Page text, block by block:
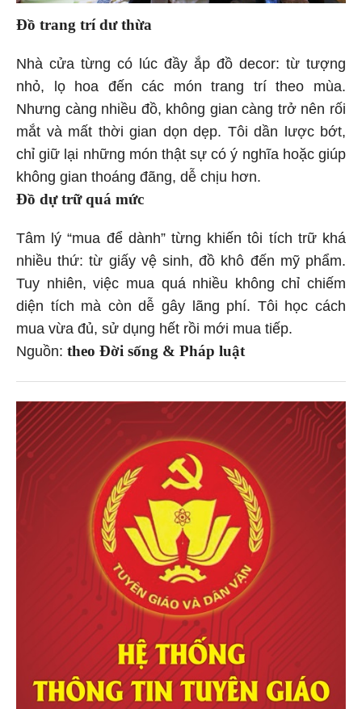
Đồ trang trí dư thừa
Nhà cửa từng có lúc đầy ắp đồ decor: từ tượng
nhỏ, lọ hoa đến các món trang trí theo mùa.
Nhưng càng nhiều đồ, không gian càng trở nên rối
mắt và mất thời gian dọn dẹp. Tôi dần lược bớt,
chỉ giữ lại những món thật sự có ý nghĩa hoặc giúp
không gian thoáng đãng, dễ chịu hơn.
Đồ dự trữ quá mức
Tâm lý “mua để dành” từng khiến tôi tích trữ khá
nhiều thứ: từ giấy vệ sinh, đồ khô đến mỹ phẩm.
Tuy nhiên, việc mua quá nhiều không chỉ chiếm
diện tích mà còn dễ gây lãng phí. Tôi học cách
mua vừa đủ, sử dụng hết rồi mới mua tiếp.
Nguồn: theo Đời sống & Pháp luật